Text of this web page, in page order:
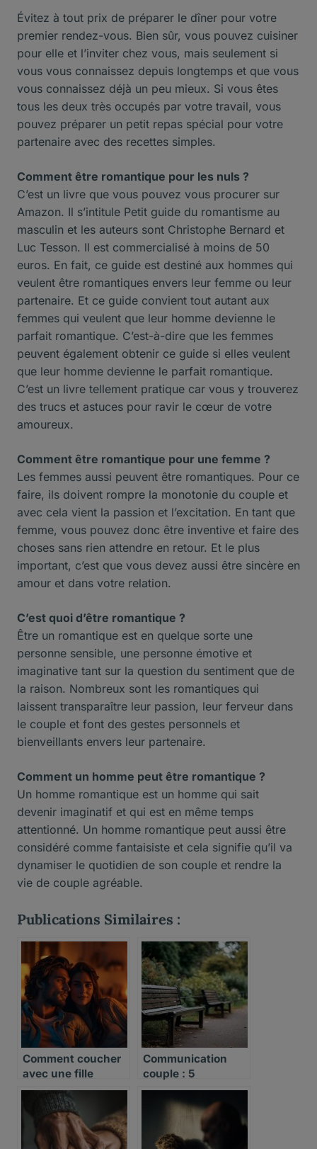
Évitez à tout prix de préparer le dîner pour votre
premier rendez-vous. Bien sûr, vous pouvez cuisiner
pour elle et l’inviter chez vous, mais seulement si
vous vous connaissez depuis longtemps et que vous
vous connaissez déjà un peu mieux. Si vous êtes
tous les deux très occupés par votre travail, vous
pouvez préparer un petit repas spécial pour votre
partenaire avec des recettes simples.
Comment être romantique pour les nuls ?
C’est un livre que vous pouvez vous procurer sur
Amazon. Il s’intitule Petit guide du romantisme au
masculin et les auteurs sont Christophe Bernard et
Luc Tesson. Il est commercialisé à moins de 50
euros. En fait, ce guide est destiné aux hommes qui
veulent être romantiques envers leur femme ou leur
partenaire. Et ce guide convient tout autant aux
femmes qui veulent que leur homme devienne le
parfait romantique. C’est-à-dire que les femmes
peuvent également obtenir ce guide si elles veulent
que leur homme devienne le parfait romantique.
C’est un livre tellement pratique car vous y trouverez
des trucs et astuces pour ravir le cœur de votre
amoureux.
Comment être romantique pour une femme ?
Les femmes aussi peuvent être romantiques. Pour ce
faire, ils doivent rompre la monotonie du couple et
avec cela vient la passion et l’excitation. En tant que
femme, vous pouvez donc être inventive et faire des
choses sans rien attendre en retour. Et le plus
important, c’est que vous devez aussi être sincère en
amour et dans votre relation.
C’est quoi d’être romantique ?
Être un romantique est en quelque sorte une
personne sensible, une personne émotive et
imaginative tant sur la question du sentiment que de
la raison. Nombreux sont les romantiques qui
laissent transparaître leur passion, leur ferveur dans
le couple et font des gestes personnels et
bienveillants envers leur partenaire.
Comment un homme peut être romantique ?
Un homme romantique est un homme qui sait
devenir imaginatif et qui est en même temps
attentionné. Un homme romantique peut aussi être
considéré comme fantaisiste et cela signifie qu’il va
dynamiser le quotidien de son couple et rendre la
vie de couple agréable.
Publications Similaires :
Comment coucher
avec une fille
Communication
couple : 5
techniques pour
mieux se
comprendre